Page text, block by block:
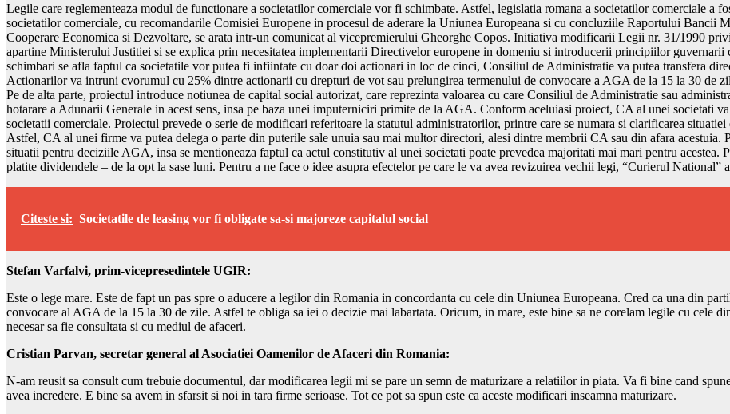
Legile care reglementeaza modul de functionare a societatilor comerciale vor fi schimbate. Astfel, legislatia romana a societatilor comerciale a
societatilor comerciale, cu recomandarile Comisiei Europene in procesul de aderare la Uniunea Europeana si cu concluziile Raportului Bancii
Cooperare Economica si Dezvoltare, se arata intr-un comunicat al vicepremierului Gheorghe Copos. Initiativa modificarii Legii nr. 31/1990
apartine Ministerului Justitiei si se explica prin necesitatea implementarii Directivelor europene in domeniu si introducerii principiilor
schimbari se afla faptul ca societatile vor putea fi infiintate cu doar doi actionari in loc de cinci, Consiliul de Administratie va putea transfera
Actionarilor va intruni cvorumul cu 25% dintre actionarii cu drepturi de vot sau prelungirea termenului de convocare a AGA de la 15 la 30 de
Pe de alta parte, proiectul introduce notiunea de capital social autorizat, care reprezinta valoarea cu care Consiliul de Administratie sau
hotarare a Adunarii Generale in acest sens, insa pe baza unei imputerniciri primite de la AGA. Conform aceluiasi proiect, CA al unei societati
societatii comerciale. Proiectul prevede o serie de modificari referitoare la statutul administratorilor, printre care se numara si clarificarea
Astfel, CA al unei firme va putea delega o parte din puterile sale unuia sau mai multor directori, alesi dintre membrii CA sau din afara acestuia.
situatii pentru deciziile AGA, insa se mentioneaza faptul ca actul constitutiv al unei societati poate prevedea majoritati mai mari pentru acestea.
platite dividendele – de la opt la sase luni. Pentru a ne face o idee asupra efectelor pe care le va avea revizuirea vechii legi, “Curierul National”
Citeste si: Societatile de leasing vor fi obligate sa-si majoreze capitalul social
Stefan Varfalvi, prim-vicepresedintele UGIR:
Este o lege mare. Este de fapt un pas spre o aducere a legilor din Romania in concordanta cu cele din Uniunea Europeana. Cred ca una din
convocare al AGA de la 15 la 30 de zile. Astfel te obliga sa iei o decizie mai labartata. Oricum, in mare, este bine sa ne corelam legile cu cele
necesar sa fie consultata si cu mediul de afaceri.
Cristian Parvan, secretar general al Asociatiei Oamenilor de Afaceri din Romania:
N-am reusit sa consult cum trebuie documentul, dar modificarea legii mi se pare un semn de maturizare a relatiilor in piata. Va fi bine cand
avea incredere. E bine sa avem in sfarsit si noi in tara firme serioase. Tot ce pot sa spun este ca aceste modificari inseamna maturizare.